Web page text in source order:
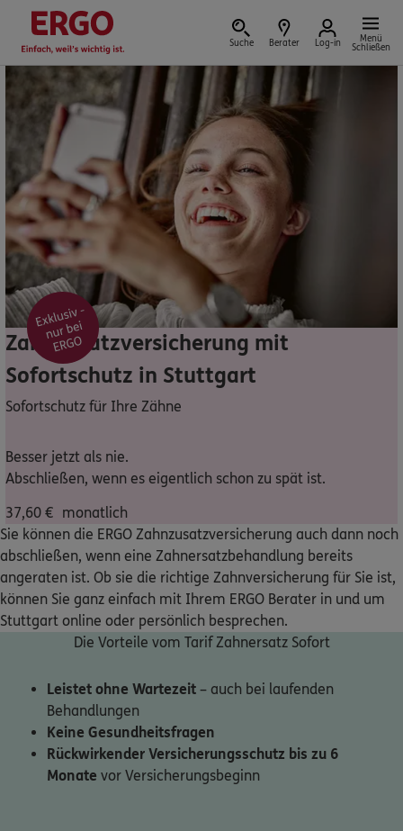
Suche Berater Log-in
Menü
Schließen
Versicherung vor Ort
Schaden oder Leistungsfall melden
Bequem online oder telefonisch
Rechnung einreichen
Nicht sicher, was Sie benötigen?
Bequem online oder telefonisch
Service
Meine Versicherungen
Sehen Sie auf einen Blick Ihre Versicherungen bei ERGO,
dem ERGO Rechtsschutz und der DKV.
Zahnzusatzversicherung mit
Sofortschutz in Stuttgart
Sofortschutz für Ihre Zähne
Besser jetzt als nie.
Abschließen, wenn es eigentlich schon zu spät ist.
37,60 € monatlich
Sie können die ERGO Zahnzusatzversicherung auch dann noch
abschließen, wenn eine Zahnersatzbehandlung bereits
angeraten ist. Ob sie die richtige Zahnversicherung für Sie ist,
können Sie ganz einfach mit Ihrem ERGO Berater in und um
Stuttgart online oder persönlich besprechen.
Die Vorteile vom Tarif Zahnersatz Sofort
Leistet ohne Wartezeit – auch bei laufenden
Behandlungen
Keine Gesundheitsfragen
Rückwirkender Versicherungsschutz bis zu 6
Monate vor Versicherungsbeginn